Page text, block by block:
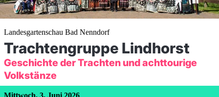
Landesgartenschau Bad Nenndorf
Trachtengruppe Lindhorst
Geschichte der Trachten und achttourige
Volkstänze